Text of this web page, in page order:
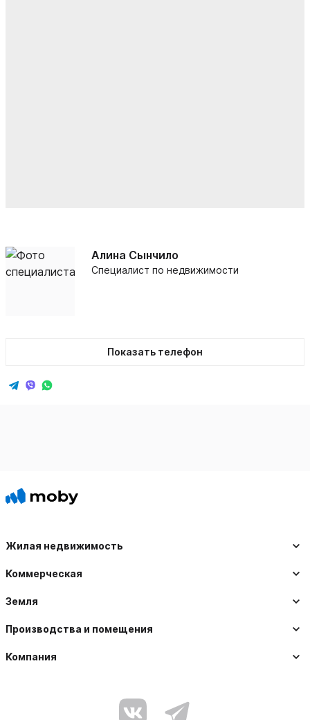
Алина Сынчило
Специалист по недвижимости
Показать телефон
Жилая недвижимость
Коммерческая
Земля
Производства и помещения
Компания